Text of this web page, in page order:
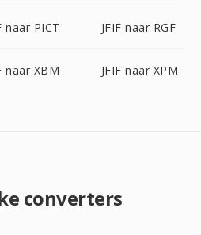
naar PICT JFIF naar RGF
naar XBM JFIF naar XPM
converters